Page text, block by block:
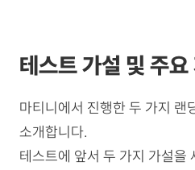
테스트 가설 및 주요
마티니에서 진행한 두 가지 랜
소개합니다.
테스트에 앞서 두 가지 가설을